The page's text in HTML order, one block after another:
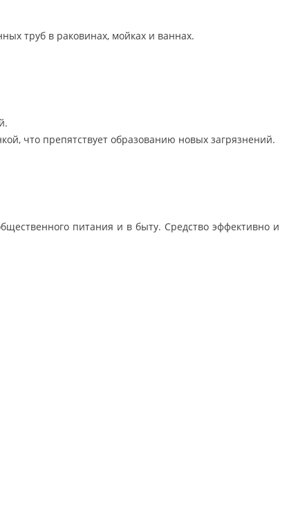
труб в раковинах, мойках и ваннах.
что препятствует образованию новых загрязнений.
питания и в быту. Средство эффективно и